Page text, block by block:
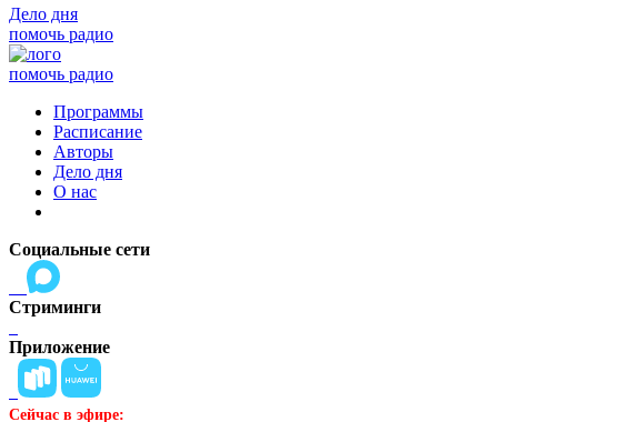
Дело дня
помочь радио
помочь радио
Программы
Расписание
Авторы
Дело дня
О нас
Социальные сети
Стриминги
Приложение
Сейчас в эфире: